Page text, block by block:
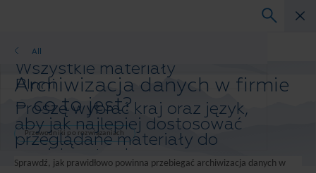
Wszystkie materiały
Blogi
Studium przypadku
Przewodniki po rozwiązaniach
Webinary
Biała księga
All
Proszę wybrać kraj oraz język,
aby jak najlepiej dostosować
przeglądane materiały do
swoich potrzeb.
Przewodniki po rozwiązaniach
Archiwizacja danych w firmie
– co to jest?
Przewodniki po rozwiązaniach
Sprawdź, jak prawidłowo powinna przebiegać archiwizacja danych w